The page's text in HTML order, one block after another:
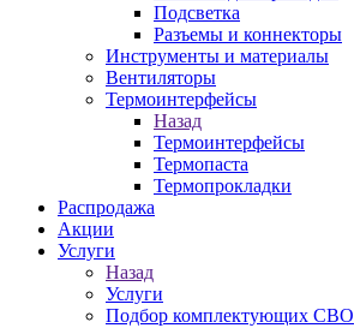
Подсветка
Разъемы и коннекторы
Инструменты и материалы
Вентиляторы
Термоинтерфейсы
Назад
Термоинтерфейсы
Термопаста
Термопрокладки
Распродажа
Акции
Услуги
Назад
Услуги
Подбор комплектующих СВО